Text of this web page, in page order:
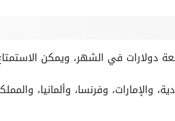
دولارات في الشهر، ويمكن
وفرنسا، وألمانيا،